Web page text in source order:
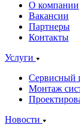
О компании
Вакансии
Партнеры
Контакты
Услуги
Сервисный
Монтаж
Новости